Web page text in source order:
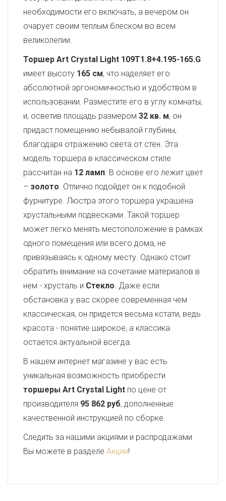
необходимости его включать, а вечером он
очарует своим теплым блеском во всем
великолепии.
Торшер Art Crystal Light 109T1.8+4.195-165.G
имеет высоту 165 см, что наделяет его
абсолютной эргономичностью и удобством в
использовании. Разместите его в углу комнаты,
и, осветив площадь размером 32 кв. м, он
придаст помещению небывалой глубины,
благодаря отражению света от стен. Эта
модель торшера в классическом стиле
рассчитан на 12 ламп. В основе его лежит цвет
– золото. Отлично подойдет он к подобной
фурнитуре. Люстра этого торшера украшена
хрустальными подвесками. Такой торшер
может легко менять местоположение в рамках
одного помещения или всего дома, не
привязываясь к одному месту. Однако стоит
обратить внимание на сочетание материалов в
нем - хрусталь и Стекло. Даже если
обстановка у вас скорее современная чем
классическая, он придется весьма кстати, ведь
красота - понятие широкое, а классика
остается актуальной всегда.
В нашем интернет магазине у вас есть
уникальная возможность приобрести
торшеры Art Crystal Light по цене от
производителя 95 862 руб, дополненные
качественной инструкцией по сборке.
Следить за нашими акциями и распродажами
Вы можете в разделе Акции!